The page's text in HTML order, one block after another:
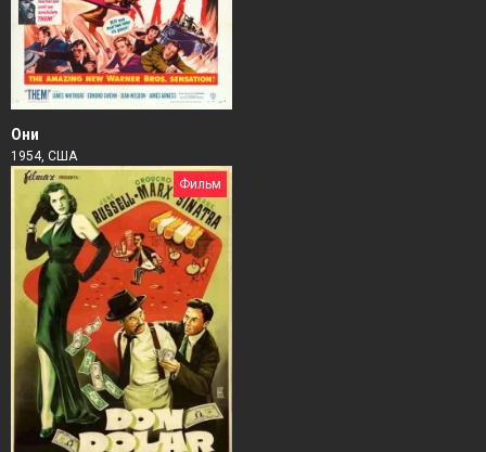
Они
1954, США
Фильм